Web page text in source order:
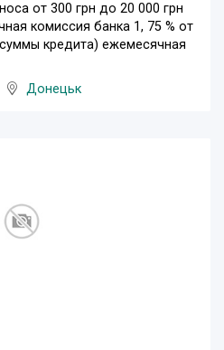
от 300 грн до 20 000 грн
комиссия банка 1, 75 % от
кредита) ежемесячная
Донецьк